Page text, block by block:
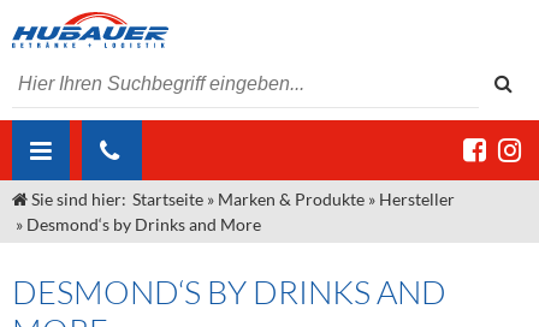
ÜBER UNS
Unser Liefergebiet
Angebote Gastronomie & Großhandel
MARKEN & PRODUKTE
Sie sind hier: Startseite » Marken & Produkte » Hersteller
» Desmond‘s by Drinks and More
DESMOND‘S BY DRINKS AND